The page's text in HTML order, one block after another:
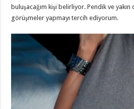
buluşacağım kişi belirliyor. Pendik ve
görüşmeler yapmayı tercih ediyorum.